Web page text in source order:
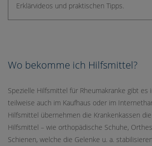
Erklärvideos und praktischen Tipps.
Wo bekomme ich Hilfsmittel?
Spezielle Hilfsmittel für Rheumakranke gibt es
teilweise auch im Kaufhaus oder im
Hilfsmittel übernehmen die Krankenkassen
Hilfsmittel – wie orthopädische Schuhe,
Schienen, welche die Gelenke u. a.